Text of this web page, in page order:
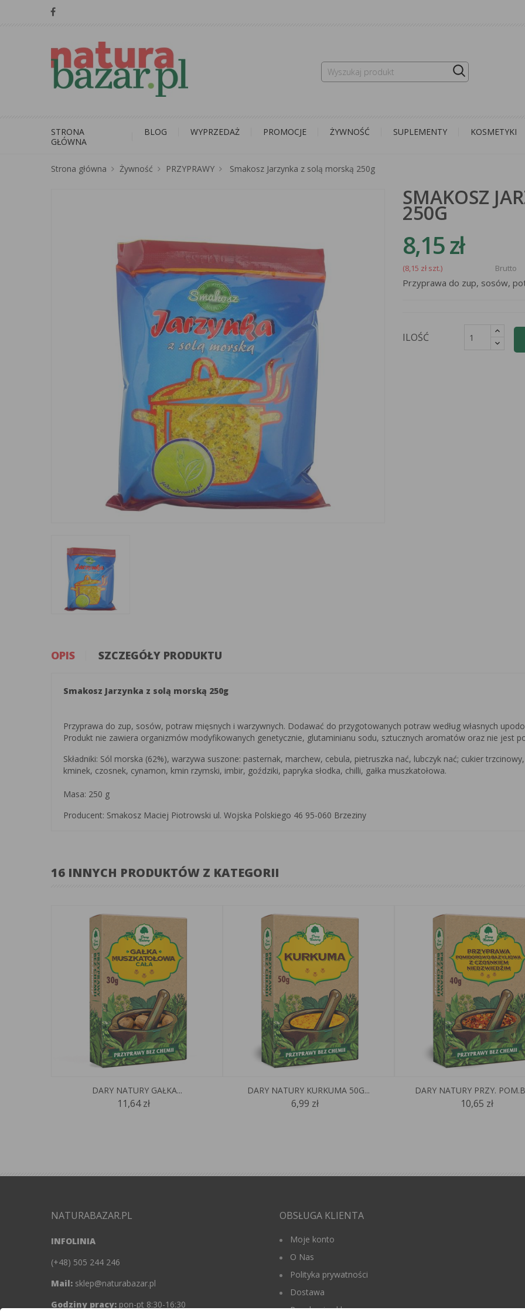
STRONA
GŁÓWNA
BLOG WYPRZEDAŻ PROMOCJE ŻYWNOŚĆ SUPLEMENTY KOSMETYKI
Strona główna Żywność PRZYPRAWY Smakosz Jarzynka z solą morską 250g
SMAKOSZ
250G
8,15 zł
(8,15 zł szt.) Brutto
Przyprawa do zup, sosów,
ILOŚĆ
OPIS SZCZEGÓŁY PRODUKTU
Smakosz Jarzynka z solą morską 250g
Przyprawa do zup, sosów, potraw mięsnych i warzywnych. Dodawać do przygotowanych potraw według własnych
Produkt nie zawiera organizmów modyfikowanych genetycznie, glutaminianu sodu, sztucznych aromatów oraz nie jest
Składniki: Sól morska (62%), warzywa suszone: pasternak, marchew, cebula, pietruszka nać, lubczyk nać; cukier
kminek, czosnek, cynamon, kmin rzymski, imbir, goździki, papryka słodka, chilli, gałka muszkatołowa.
Masa: 250 g
Producent: Smakosz Maciej Piotrowski ul. Wojska Polskiego 46 95-060 Brzeziny
16 INNYCH PRODUKTÓW Z KATEGORII
DARY NATURY GAŁKA...
11,64 zł
DARY NATURY KURKUMA 50G...
6,99 zł
DARY NATURY PRZY.
10,65 zł
NATURABAZAR.PL
INFOLINIA
(+48) 505 244 246
Mail: sklep@naturabazar.pl
Godziny pracy: pon-pt 8:30-16:30
OBSŁUGA KLIENTA
Moje konto
O Nas
Polityka prywatności
Dostawa
Regulamin sklepu